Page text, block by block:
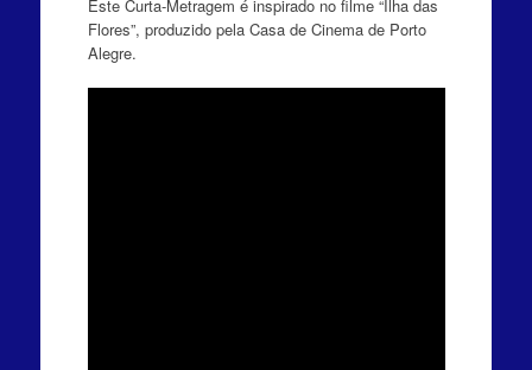
Este Curta-Metragem é inspirado no filme “Ilha das
Flores”, produzido pela Casa de Cinema de Porto
Alegre.